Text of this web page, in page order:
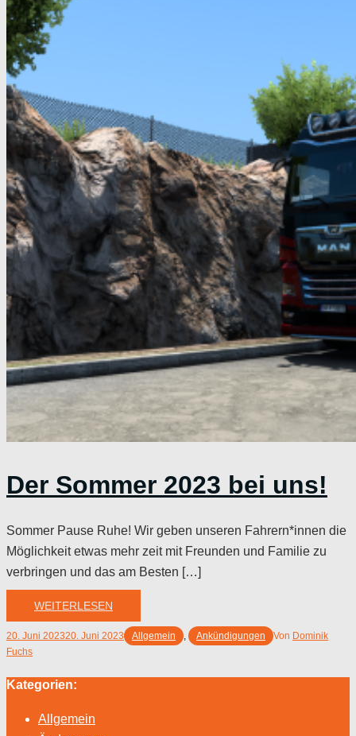
Der Sommer 2023 bei uns!
Sommer Pause Ruhe! Wir geben unseren Fahrern*innen die
Möglichkeit etwas mehr zeit mit Freunden und Familie zu
verbringen und das am Besten […]
WEITERLESEN
20. Juni 202320. Juni 2023 Allgemein , Ankündigungen Von Dominik
Fuchs
Kategorien:
Allgemein